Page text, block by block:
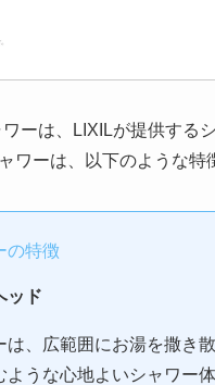
ーは、LIXILが提供する
ワーは、以下のような特
の特徴
ッド
は、広範囲にお湯を撒き
ような心地よいシャワー